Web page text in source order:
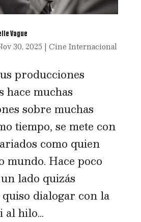
Vague
30, 2025 | Cine Internacional
producciones
hace muchas
sobre muchas
tiempo, se mete con
como quien
mundo. Hace poco
lado quizás
dialogar con la
al hilo...